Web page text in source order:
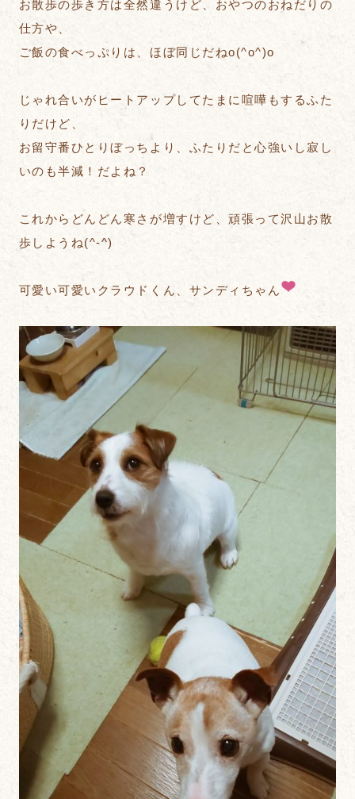
お散歩の歩き方は全然違うけど、おやつのおねだりの
仕方や、
ご飯の食べっぷりは、ほぼ同じだねo(^o^)o
じゃれ合いがヒートアップしてたまに喧嘩もするふた
りだけど、
お留守番ひとりぼっちより、ふたりだと心強いし寂し
いのも半減！だよね？
これからどんどん寒さが増すけど、頑張って沢山お散
歩しようね(^-^)
可愛い可愛いクラウドくん、サンディちゃん